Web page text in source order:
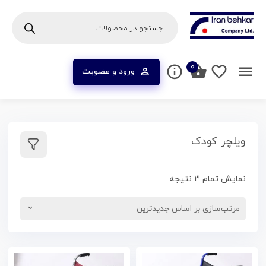
ورود و عضویت ۰
ویلچر کودک
نمایش تمام 3 نتیجه